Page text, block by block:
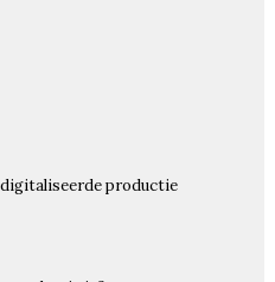
productie